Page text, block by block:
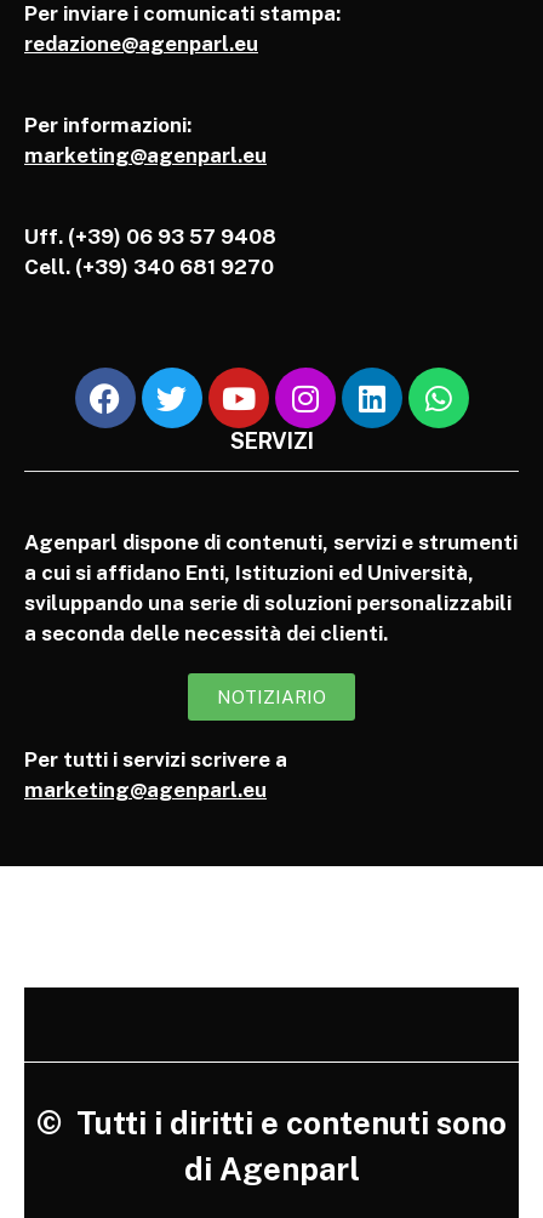
Per inviare i comunicati stampa:
redazione@agenparl.eu
Per informazioni:
marketing@agenparl.eu
Uff. (+39) 06 93 57 9408
Cell. (+39) 340 681 9270
SERVIZI
Agenparl dispone di contenuti, servizi e strumenti
a cui si affidano Enti, Istituzioni ed Università,
sviluppando una serie di soluzioni personalizzabili
a seconda delle necessità dei clienti.
NOTIZIARIO
Per tutti i servizi scrivere a
marketing@agenparl.eu
© Tutti i diritti e contenuti sono
di Agenparl